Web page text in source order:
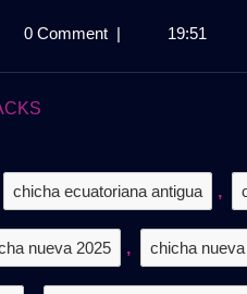
0 Comment | 19:51
chicha ecuatoriana antigua ,
nueva 2025 , chicha